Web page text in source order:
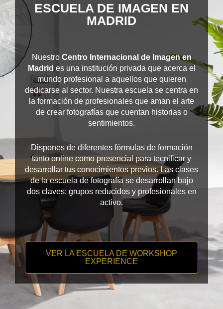
ESCUELA DE IMAGEN EN
MADRID
Nuestro Centro Internacional de Imagen en
Madrid es una institución privada que acerca el
mundo profesional a aquellos que quieren
dedicarse al sector. Nuestra escuela se centra en
la formación de profesionales que aman el arte
de crear fotografías que cuentan historias o
sentimientos.
Dispones de diferentes fórmulas de formación
tanto online como presencial para tecnificar y
desarrollar tus conocimientos previos. Las clases
de la escuela de fotografía se desarrollan bajo
dos claves: grupos reducidos y profesionales en
activo.
VER LA ESCUELA DE WORKSHOP
EXPERIENCE